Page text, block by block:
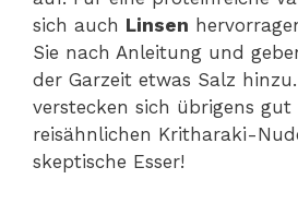
sich auch Linsen
Sie nach Anleitung und
der Garzeit etwas Salz
verstecken sich übrigens gut
reisähnlichen Kritharaki-
skeptische Esser!